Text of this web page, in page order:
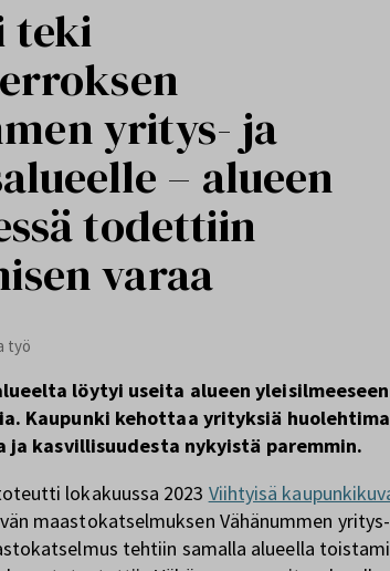
teki
yritys- ja
– alueen
todettiin
varaa
työ
löytyi useita alueen yleisilmeeseen
Kaupunki kehottaa yrityksiä
kasvillisuudesta nykyistä paremmin.
lokakuussa 2023 Viihtyisä
maastokatselmuksen Vähänummen
tehtiin samalla alueella